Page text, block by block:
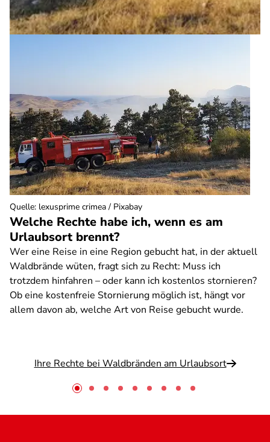
Welche Rechte habe ich, wenn es am
Urlaubsort brennt?
Wer eine Reise in eine Region gebucht hat, in der aktuell
Waldbrände wüten, fragt sich zu Recht: Muss ich
trotzdem hinfahren – oder kann ich kostenlos stornieren?
Ob eine kostenfreie Stornierung möglich ist, hängt vor
allem davon ab, welche Art von Reise gebucht wurde.
Ihre Rechte bei Waldbränden am Urlaubsort
Quelle: lexusprime crimea / Pixabay